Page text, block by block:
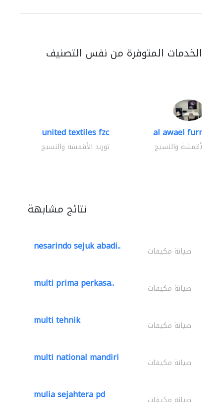
الخدمات المتوفرة من نفس التصنيف
united textiles fzc
توريد الأقمشة والنسيج
al awael
الأقمشة والنسيج
نتائج مشابهة
nesarindo sejuk abadi.. صيانة مكيفات
multi prima perkasa.. صيانة مكيفات
multi tehnik صيانة مكيفات
multi national mandiri صيانة مكيفات
mulia sejahtera pd صيانة مكيفات